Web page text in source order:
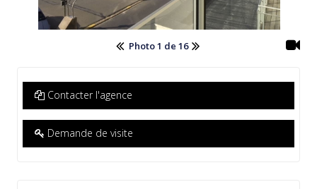
Photo 1 de 16
Contacter l'agence
Demande de visite